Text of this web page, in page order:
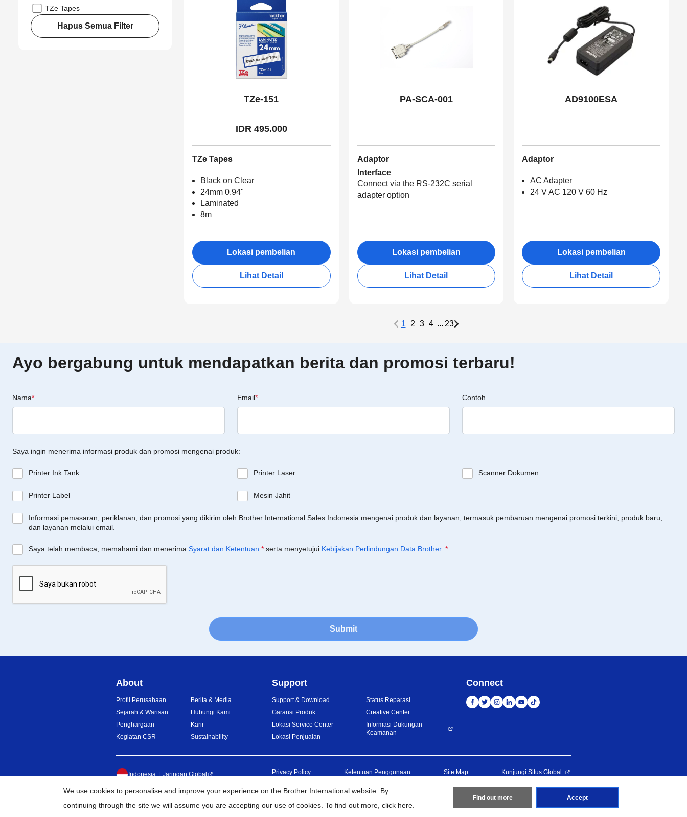
TZe Tapes
Hapus Semua Filter
TZe-151
IDR 495.000
TZe Tapes
Black on Clear
24mm 0.94"
Laminated
8m
Lokasi pembelian
Lihat Detail
PA-SCA-001
Adaptor
Interface
Connect via the RS-232C serial
adapter option
Lokasi pembelian
Lihat Detail
AD9100ESA
Adaptor
AC Adapter
24 V AC 120 V 60 Hz
Lokasi pembelian
Lihat Detail
1 2 3 4 ... 23
Ayo bergabung untuk mendapatkan berita dan promosi terbaru!
Nama* Email* Contoh
Saya ingin menerima informasi produk dan promosi mengenai produk:
Printer Ink Tank Printer Laser Scanner Dokumen
Printer Label Mesin Jahit
Informasi pemasaran, periklanan, dan promosi yang dikirim oleh Brother International Sales Indonesia mengenai produk dan layanan, termasuk pembaruan mengenai promosi terkini, produk baru,
dan layanan melalui email.
Saya telah membaca, memahami dan menerima Syarat dan Ketentuan * serta menyetujui Kebijakan Perlindungan Data Brother. *
Submit
About
Profil Perusahaan
Sejarah & Warisan
Penghargaan
Kegiatan CSR
Berita & Media
Hubungi Kami
Karir
Sustainability
Support
Support & Download
Garansi Produk
Lokasi Service Center
Lokasi Penjualan
Status Reparasi
Creative Center
Informasi Dukungan
Keamanan
Connect
Indonesia Jaringan Global Privacy Policy Ketentuan Penggunaan Site Map Kunjungi Situs Global
2026 BROTHER INTERNATIONAL SALES INDONESIA All Rights Reserved
We use cookies to personalise and improve your experience on the Brother International website. By
continuing through the site we will assume you are accepting our use of cookies. To find out more, click here.
Find out more Accept